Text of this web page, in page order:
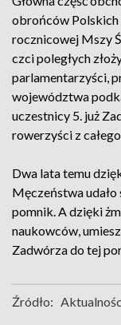
obrońców Polskich
rocznicowej Mszy
czci poległych
parlamentarzyści,
województwa
uczestnicy 5. już
rowerzyści z
Dwa lata temu
Męczeństwa
pomnik. A dzięki
naukowców,
Zadwórza do tej
Źródło: